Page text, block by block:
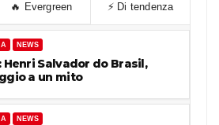
🔥 Evergreen ⚡ Di tendenza
NEWS
Henri Salvador do Brasil,
a un mito
NEWS